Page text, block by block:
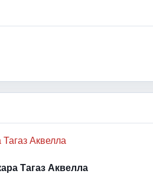
Тагаз Аквелла